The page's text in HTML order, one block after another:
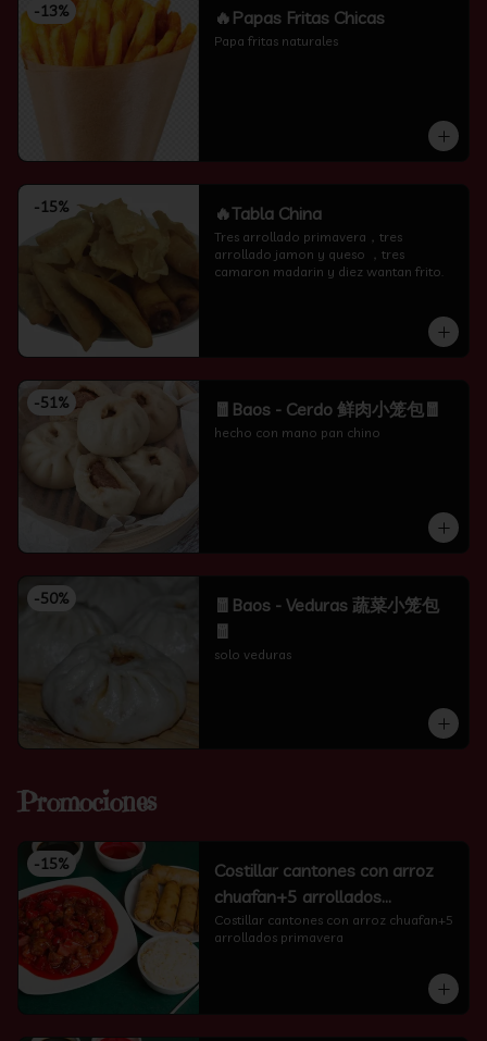
-13% 🔥Papas Fritas Chicas
Papa fritas naturales
-15% 🔥Tabla China
Tres arrollado primavera，tres
arrollado jamon y queso ，tres
camaron madarin y diez wantan frito.
-51% 🧧Baos - Cerdo 鲜肉小笼包🧧
hecho con mano pan chino
-50%
🧧Baos - Veduras 蔬菜小笼包
solo veduras
Promociones
-15%
Costillar cantones con arroz
chuafan+5 arrollados
primavera
Costillar cantones con arroz chuafan+5
arrollados primavera